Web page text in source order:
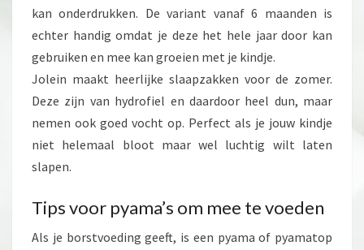
kan onderdrukken. De variant vanaf 6 maanden is
echter handig omdat je deze het hele jaar door kan
gebruiken en mee kan groeien met je kindje.
Jolein maakt heerlijke slaapzakken voor de zomer.
Deze zijn van hydrofiel en daardoor heel dun, maar
nemen ook goed vocht op. Perfect als je jouw kindje
niet helemaal bloot maar wel luchtig wilt laten
slapen.
Tips voor pyama’s om mee te voeden
Als je borstvoeding geeft, is een pyama of pyamatop